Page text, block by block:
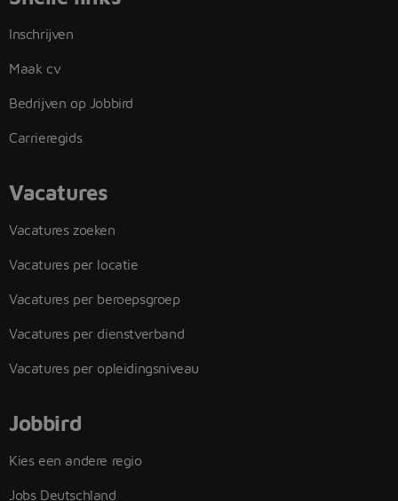
Inschrijven
Maak cv
Bedrijven op Jobbird
Carrieregids
Vacatures
Vacatures zoeken
Vacatures per locatie
Vacatures per beroepsgroep
Vacatures per dienstverband
Vacatures per opleidingsniveau
Jobbird
Kies een andere regio
Jobs Deutschland